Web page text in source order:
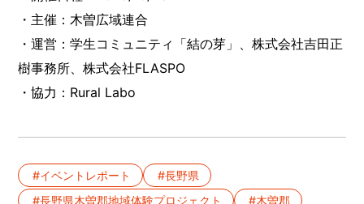
・主催：木曽広域連合
・運営：学生コミュニティ「結の芽」、株式会社吉田正
樹事務所、株式会社FLASPO
・協力：Rural Labo
イベントレポート
長野県
長野県木曽郡地域体験プロジェクト
木曽郡